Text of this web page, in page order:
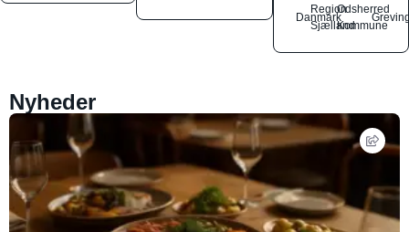
Danmark
Region
Sjælland
Odsherred
Kommune
Nyheder